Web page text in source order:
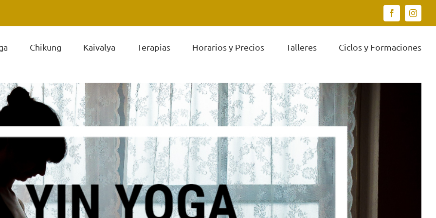
Facebook
Chikung Kaivalya Terapias Horarios y Precios Talleres Ciclos y Formaciones